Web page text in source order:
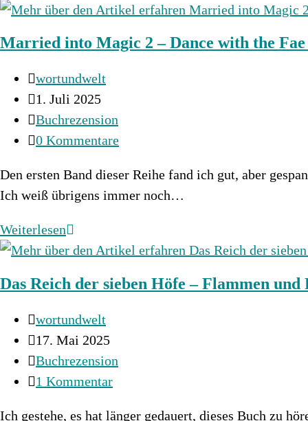
Herz
Sturm
ein
Regency
Married into Magic 2 – Dance with the
Beitrags-
Autor:
wortundwelt
Beitrag
veröffentlicht:
1. Juli 2025
Beitrags-
Kategorie:
Buchrezension
Beitrags-
0 Kommentare
Den ersten Band dieser Reihe fand ich gut, aber
Ich weiß übrigens immer noch…
WeiterlesenMarried
into
2
Prince
Das Reich der sieben Höfe – Flammen und
Beitrags-
Autor:
wortundwelt
Beitrag
veröffentlicht:
17. Mai 2025
Beitrags-
Kategorie:
Buchrezension
Beitrags-
1 Kommentar
Ich gestehe, es hat länger gedauert, dieses Buch zu